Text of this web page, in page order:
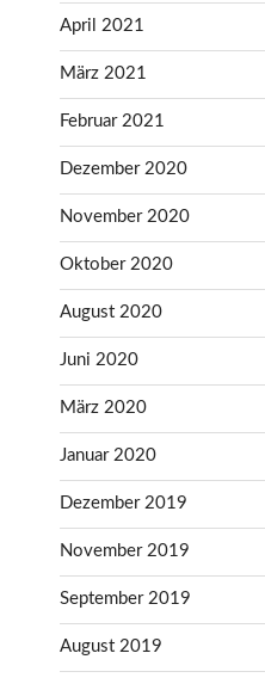
April 2021
März 2021
Februar 2021
Dezember 2020
November 2020
Oktober 2020
August 2020
Juni 2020
März 2020
Januar 2020
Dezember 2019
November 2019
September 2019
August 2019